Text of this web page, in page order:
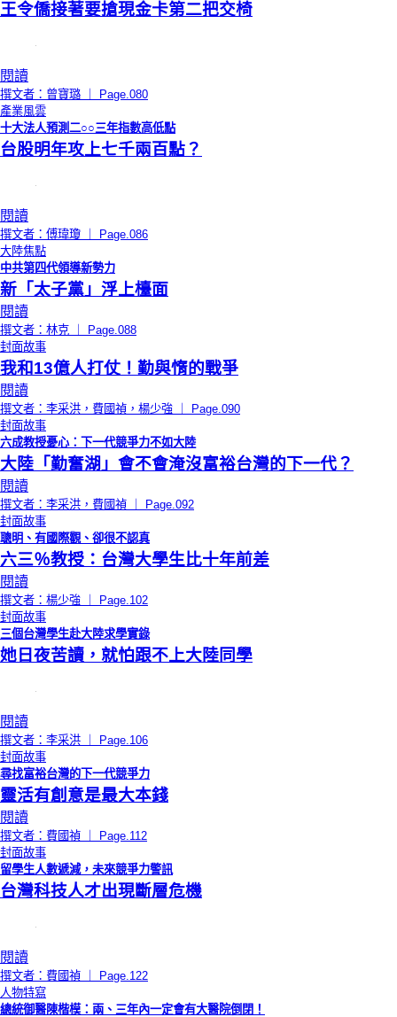
王令僑接著要搶現金卡第二把交椅
閱讀
撰文者：曾寶璐 ｜ Page.080
產業風雲
十大法人預測二○○三年指數高低點
台股明年攻上七千兩百點？
閱讀
撰文者：傅瑋瓊 ｜ Page.086
大陸焦點
中共第四代領導新勢力
新「太子黨」浮上檯面
閱讀
撰文者：林克 ｜ Page.088
封面故事
我和13億人打仗！勤與惰的戰爭
閱讀
撰文者：李采洪，費國禎，楊少強 ｜ Page.090
封面故事
六成教授憂心：下一代競爭力不如大陸
大陸「勤奮湖」會不會淹沒富裕台灣的下一代？
閱讀
撰文者：李采洪，費國禎 ｜ Page.092
封面故事
聰明、有國際觀、卻很不認真
六三％教授：台灣大學生比十年前差
閱讀
撰文者：楊少強 ｜ Page.102
封面故事
三個台灣學生赴大陸求學實錄
她日夜苦讀，就怕跟不上大陸同學
閱讀
撰文者：李采洪 ｜ Page.106
封面故事
尋找富裕台灣的下一代競爭力
靈活有創意是最大本錢
閱讀
撰文者：費國禎 ｜ Page.112
封面故事
留學生人數遞減，未來競爭力警訊
台灣科技人才出現斷層危機
閱讀
撰文者：費國禎 ｜ Page.122
人物特寫
總統御醫陳楷模：兩、三年內一定會有大醫院倒閉！